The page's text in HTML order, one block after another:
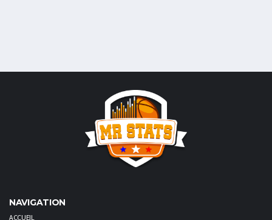
NAVIGATION
ACCUEIL